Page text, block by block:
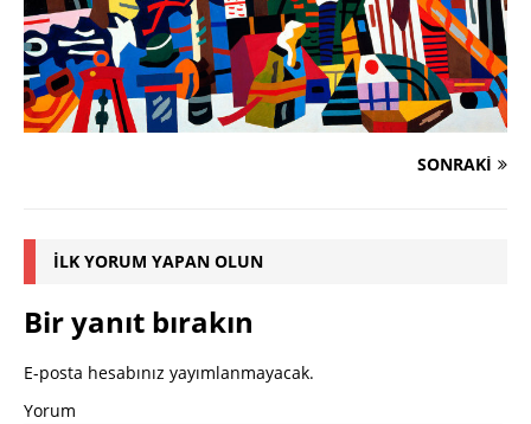
SONRAKI
İLK YORUM YAPAN OLUN
Bir yanıt bırakın
E-posta hesabınız yayımlanmayacak.
Yorum